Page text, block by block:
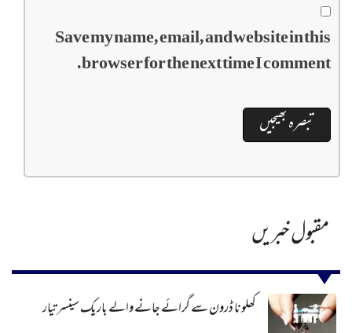
Save my name, email, and website in this
browser for the next time I comment.
مقبول خبریں
کھلونا ڈرون سے گرائے جانے والے باریک سینسر تیار